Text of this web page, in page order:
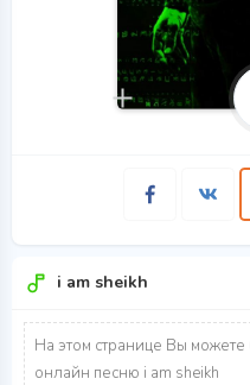
i am sheikh
На этом странице Вы можете
онлайн песню i am sheikh